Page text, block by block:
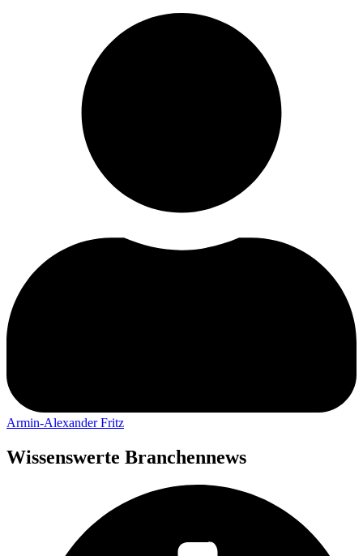
Armin-Alexander Fritz
Wissenswerte Branchennews